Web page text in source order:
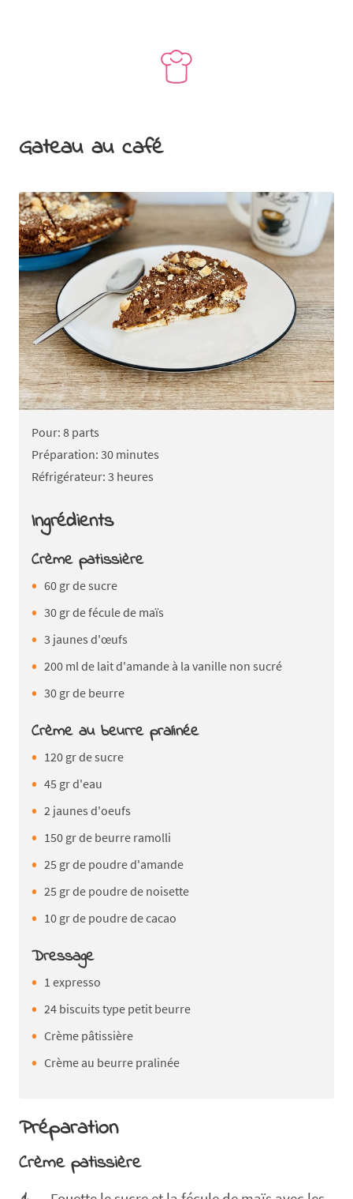
Gateau au café
Pour: 8 parts
Préparation: 30 minutes
Réfrigérateur: 3 heures
Ingrédients
Crème patissière
60 gr de sucre
30 gr de fécule de maïs
3 jaunes d'œufs
200 ml de lait d'amande à la vanille non sucré
30 gr de beurre
Crème au beurre pralinée
120 gr de sucre
45 gr d'eau
2 jaunes d'oeufs
150 gr de beurre ramolli
25 gr de poudre d'amande
25 gr de poudre de noisette
10 gr de poudre de cacao
Dressage
1 expresso
24 biscuits type petit beurre
Crème pâtissière
Crème au beurre pralinée
Préparation
Crème patissière